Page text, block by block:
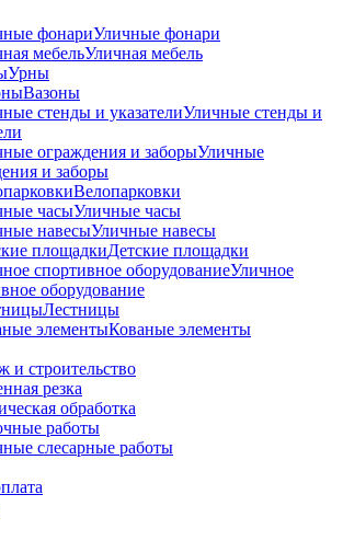
Уличные фонари
Уличная мебель
Урны
Вазоны
Уличные стенды и
Уличные
и заборы
Велопарковки
Уличные часы
Уличные навесы
Детские площадки
Уличное
оборудование
Лестницы
Кованые элементы
и строительство
резка
обработка
работы
слесарные работы